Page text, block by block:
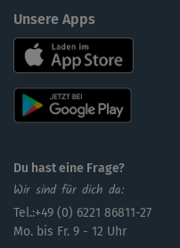
Unsere Apps
Du hast eine Frage?
Wir sind für dich da:
Tel.:+49 (0) 6221 86811-27
Mo. bis Fr. 9 - 12 Uhr